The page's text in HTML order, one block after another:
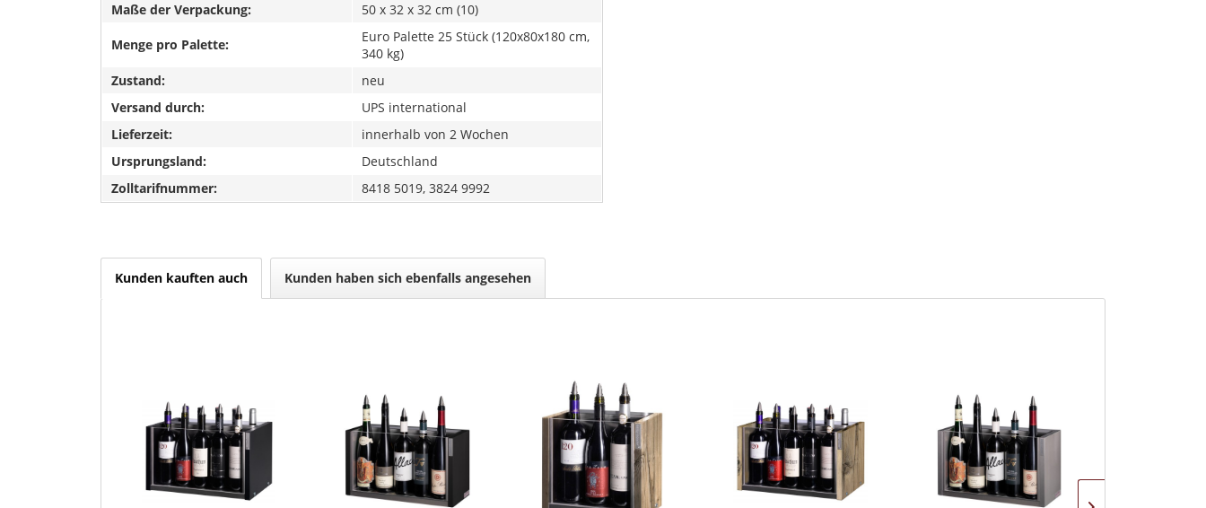
Maße der Verpackung:
50 x 32 x 32 cm (10)
Menge pro Palette:
Euro Palette 25 Stück (120x80x180 cm,
340 kg)
Zustand:
neu
Versand durch:
UPS international
Lieferzeit:
innerhalb von 2 Wochen
Ursprungsland:
Deutschland
Zolltarifnummer:
8418 5019, 3824 9992
Kunden kauften auch Kunden haben sich ebenfalls angesehen